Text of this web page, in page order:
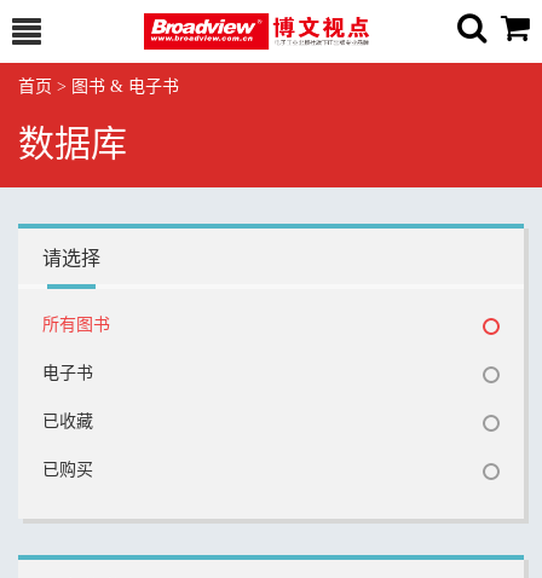
首页 > 图书 & 电子书
数据库
请选择
所有图书
电子书
已收藏
已购买